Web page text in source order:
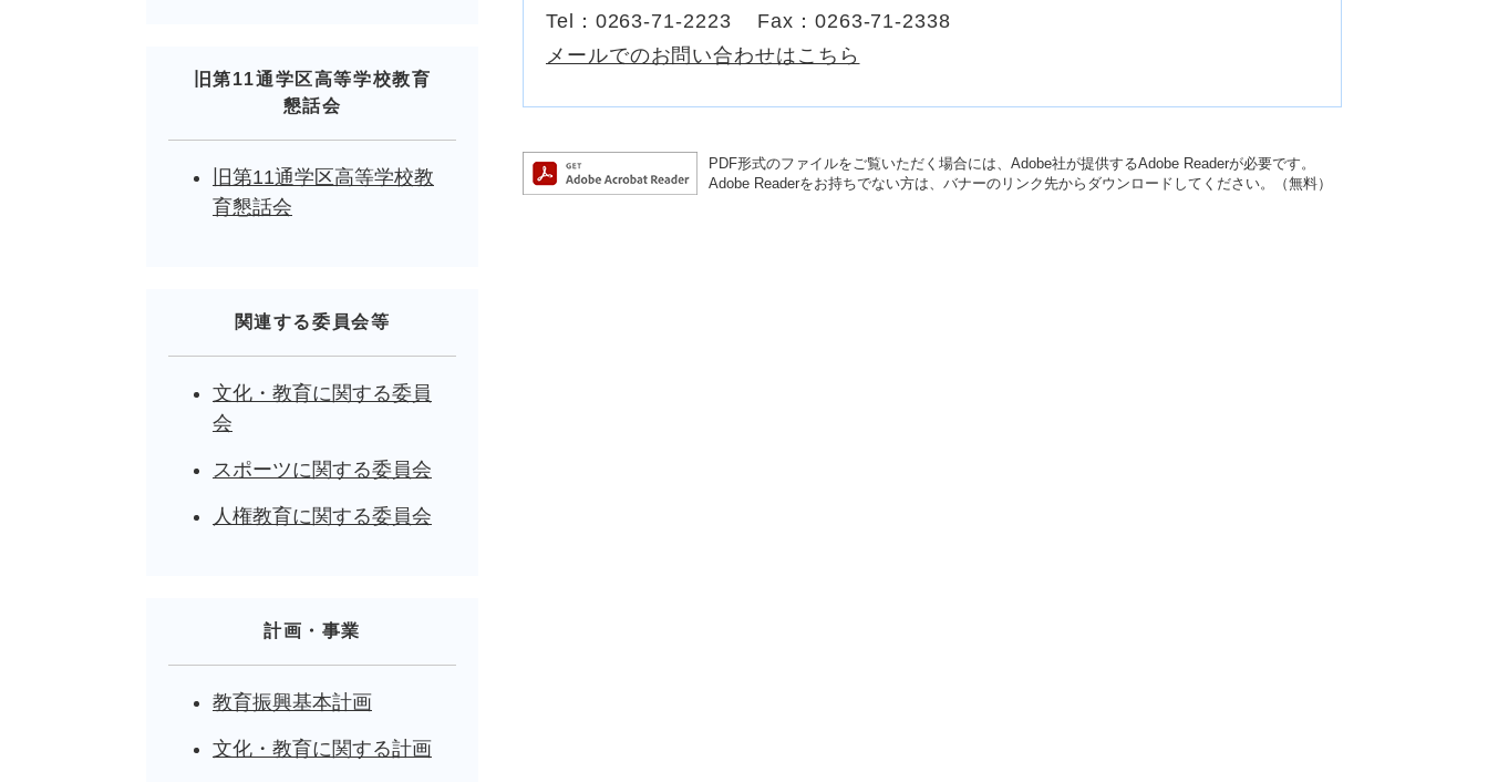
Tel：0263-71-2223
Fax：0263-71-2338
メールでのお問い合わせはこちら
PDF形式のファイルをご覧いただく場合には、Adobe社が提供するAdobe Readerが必要です。
Adobe Readerをお持ちでない方は、バナーのリンク先からダウンロードしてください。（無料）
旧第11通学区高等学校教育
懇話会
旧第11通学区高等学校教
育懇話会
関連する委員会等
文化・教育に関する委員
会
スポーツに関する委員会
人権教育に関する委員会
計画・事業
教育振興基本計画
文化・教育に関する計画